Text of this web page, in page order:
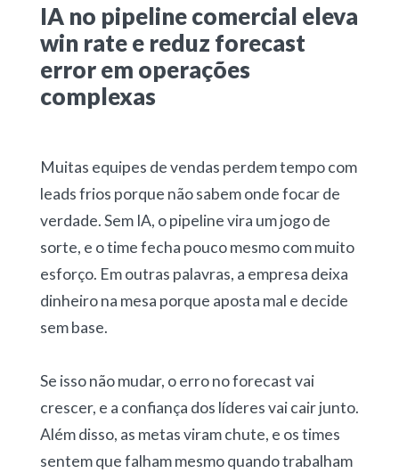
IA no pipeline comercial eleva
win rate e reduz forecast
error em operações
complexas
Muitas equipes de vendas perdem tempo com
leads frios porque não sabem onde focar de
verdade. Sem IA, o pipeline vira um jogo de
sorte, e o time fecha pouco mesmo com muito
esforço. Em outras palavras, a empresa deixa
dinheiro na mesa porque aposta mal e decide
sem base.
Se isso não mudar, o erro no forecast vai
crescer, e a confiança dos líderes vai cair junto.
Além disso, as metas viram chute, e os times
sentem que falham mesmo quando trabalham